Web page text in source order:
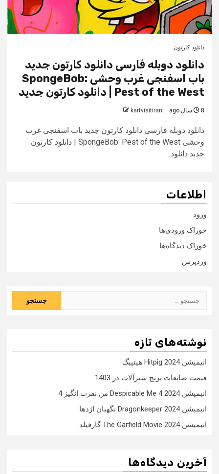
دانلود کارتون
دانلود دوبله فارسی دانلود کارتون جدید
باب اسفنجی غرب وحشی SpongeBob:
Pest of the West | دانلود کارتون جدید
8 سال ago kartvisitirani
دانلود دوبله فارسی دانلود کارتون جدید باب اسفنجی غرب
وحشی SpongeBob: Pest of the West | دانلود کارتون
جدید دانلود...
اطلاعات
ورود
خوراک ورودی‌ها
خوراک دیدگاه‌ها
وردپرس
نوشته‌های تازه
انیمیشن Hitpig 2024 هیتپیگ
قیمت ضایعات برنج شیرآلات در 1403
انیمیشن Despicable Me 4 2024 من نفرت انگیز 4
انیمیشن Dragonkeeper 2024 نگهبان اژدها
انیمیشن The Garfield Movie 2024 گارفیلد
آخرین دیدگاه‌ها